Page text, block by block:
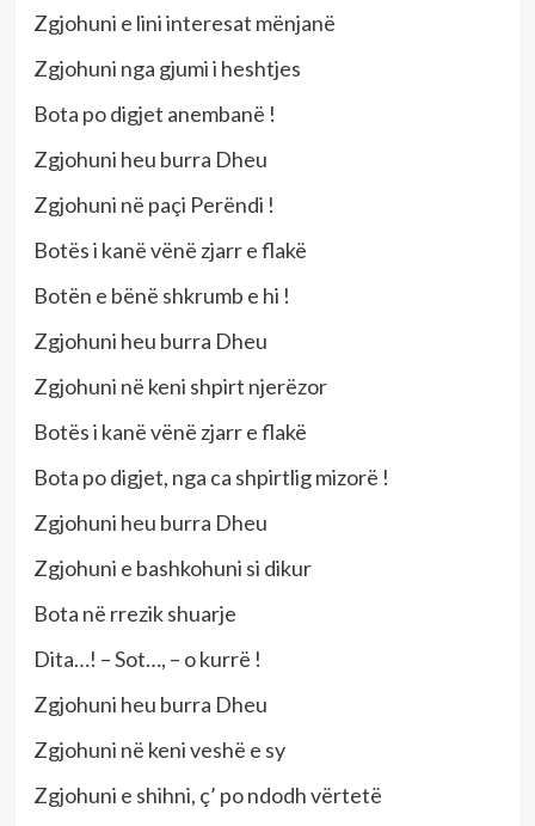
Zgjohuni e lini interesat mënjanë
Zgjohuni nga gjumi i heshtjes
Bota po digjet anembanë !
Zgjohuni heu burra Dheu
Zgjohuni në paçi Perëndi !
Botës i kanë vënë zjarr e flakë
Botën e bënë shkrumb e hi !
Zgjohuni heu burra Dheu
Zgjohuni në keni shpirt njerëzor
Botës i kanë vënë zjarr e flakë
Bota po digjet, nga ca shpirtlig mizorë !
Zgjohuni heu burra Dheu
Zgjohuni e bashkohuni si dikur
Bota në rrezik shuarje
Dita…! – Sot…, – o kurrë !
Zgjohuni heu burra Dheu
Zgjohuni në keni veshë e sy
Zgjohuni e shihni, ç’ po ndodh vërtetë